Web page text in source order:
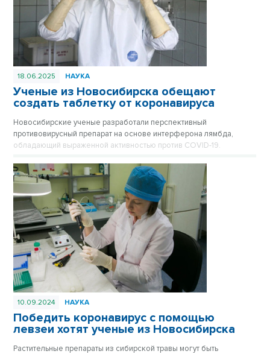
18.06.2025 НАУКА
Ученые из Новосибирска обещают
создать таблетку от коронавируса
Новосибирские ученые разработали перспективный
противовирусный препарат на основе интерферона лямбда,
обладающий выраженной активностью против COVID-19.
10.09.2024 НАУКА
Победить коронавирус с помощью
левзеи хотят ученые из Новосибирска
Растительные препараты из сибирской травы могут быть